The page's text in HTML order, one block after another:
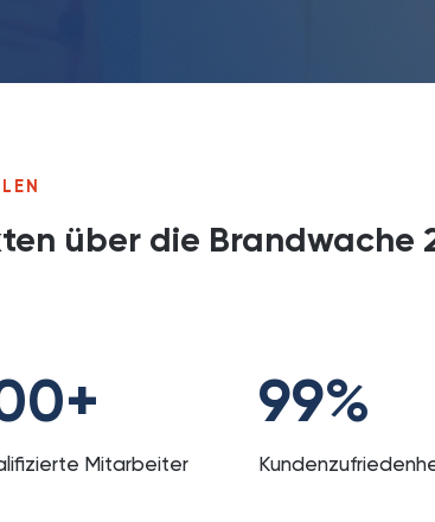
über die Brandwache
+
Mitarbeiter
99%